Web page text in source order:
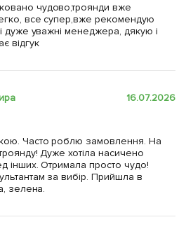
чудово,троянди вже
все супер,вже рекомендую
дуже уважні менеджера, дякую і
відгук
16.07.2026
Часто роблю замовлення. На
Дуже хотіла насичено
інших. Отримала просто чудо!
за вибір. Прийшла в
зелена.